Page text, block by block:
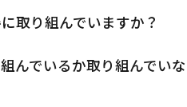
取り組んでいますか？
んでいるか取り組んでい